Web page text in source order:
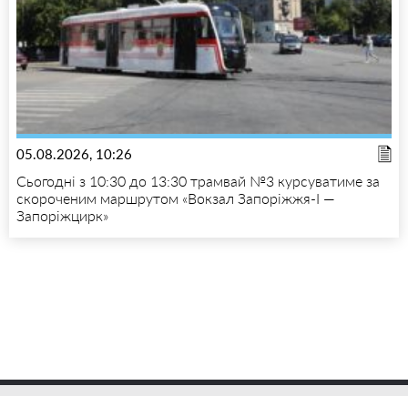
05.08.2026, 10:26
Сьогодні з 10:30 до 13:30 трамвай №3 курсуватиме за
скороченим маршрутом «Вокзал Запоріжжя-I —
Запоріжцирк»